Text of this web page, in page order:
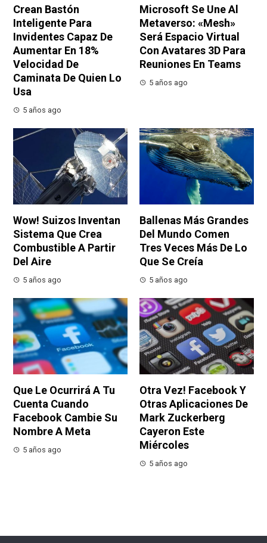
Crean Bastón
Inteligente Para
Invidentes Capaz De
Aumentar En 18%
Velocidad De
Caminata De Quien Lo
Usa
5 años ago
Microsoft Se Une Al
Metaverso: «Mesh»
Será Espacio Virtual
Con Avatares 3D Para
Reuniones En Teams
5 años ago
Wow! Suizos Inventan
Sistema Que Crea
Combustible A Partir
Del Aire
5 años ago
Ballenas Más Grandes
Del Mundo Comen
Tres Veces Más De Lo
Que Se Creía
5 años ago
Que Le Ocurrirá A Tu
Cuenta Cuando
Facebook Cambie Su
Nombre A Meta
5 años ago
Otra Vez! Facebook Y
Otras Aplicaciones De
Mark Zuckerberg
Cayeron Este
Miércoles
5 años ago